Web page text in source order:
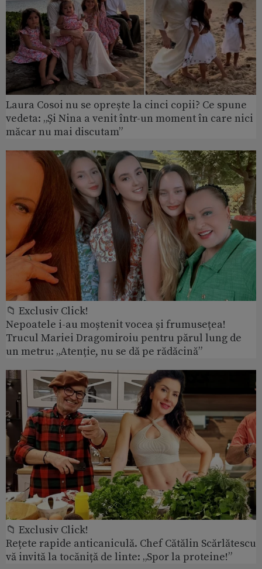
Laura Cosoi nu se oprește la cinci copii? Ce spune
vedeta: „Și Nina a venit într-un moment în care nici
măcar nu mai discutam”
📁 Exclusiv Click!
Nepoatele i-au moștenit vocea și frumusețea!
Trucul Mariei Dragomiroiu pentru părul lung de
un metru: „Atenție, nu se dă pe rădăcină”
📁 Exclusiv Click!
Rețete rapide anticaniculă. Chef Cătălin Scărlătescu
vă invită la tocăniță de linte: „Spor la proteine!”